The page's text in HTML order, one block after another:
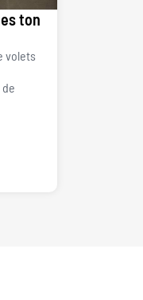
ton
volets